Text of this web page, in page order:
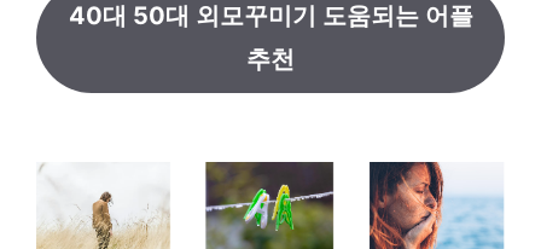
40대 50대 외모꾸미기 도움되는 어플
추천